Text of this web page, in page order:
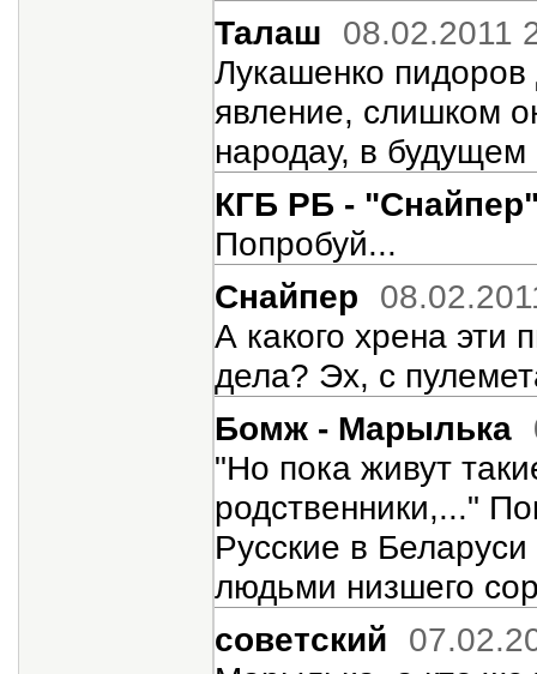
Талаш
08.02.2011
Лукашенко
явление, слишком
народау, в
КГБ РБ -
Попробуй...
Снайпер
А какого хрена эти
дела? Эх, с
Бомж - Марылька
"Но пока живут
родственники,..."
Русские в
людьми низшего
советский